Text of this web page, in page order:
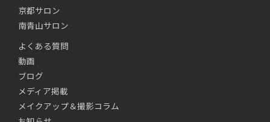
京都サロン
南青山サロン
よくある質問
動画
ブログ
メディア掲載
メイクアップ＆撮影コラム